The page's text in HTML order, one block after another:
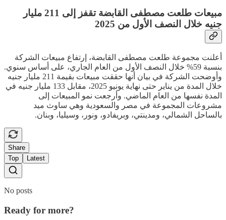
مبيعات طلعت مصطفى القابضة تقفز إلى 211 مليار
جنيه خلال النصف الأول من 2025
أعلنت مجموعة طلعت مصطفى القابضة، إرتفاع مبيعات الشركة
بنسبة 59% خلال النصف الأول من العام الجاري، على أساس سنوي.
وأوضحت الشركة في بيان أنها حققت مبيعات بقيمة 211 مليار جنيه
خلال المدة من يناير حتى نهاية يونيو 2025، مقابل 133 مليار جنيه في
المدة نفسها من العام الماضي. وأرجعت نمو المبيعات إلى
مشروعات المجموعة في مصر والسعودية وهي ساوث ميد
بالساحل الشمالي، ومدينتي، وبريفادو، ونور، وسيليا، وبنان.
Share
Top
Latest
No posts
Ready for more?